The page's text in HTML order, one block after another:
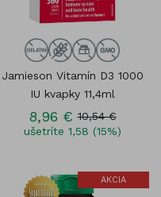
Jamieson Vitamín D3 1000
IU kvapky 11,4ml
8,96 € 10,54 €
ušetríte 1,58 (15%)
AKCIA